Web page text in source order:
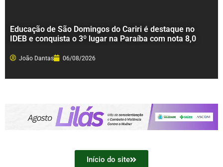
Educação de São Domingos do Cariri é destaque no
IDEB e conquista o 3º lugar na Paraíba com nota 8,0
João Dantas 06/08/2026
Início do site